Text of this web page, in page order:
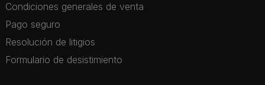
Condiciones generales de venta
Pago seguro
Resolución de litigios
Formulario de desistimiento